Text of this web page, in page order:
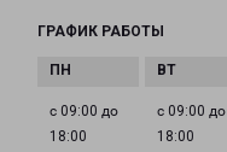
ГРАФИК РАБОТЫ
с 09:00 до
18:00
с 09:00 до
18:00